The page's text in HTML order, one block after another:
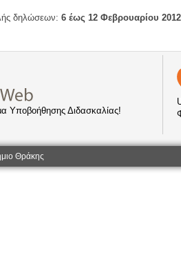
δηλώσεων:6 έως 12 Φεβρουαρίου 2012
Υποβοήθησης Διδασκαλίας!
Θράκης